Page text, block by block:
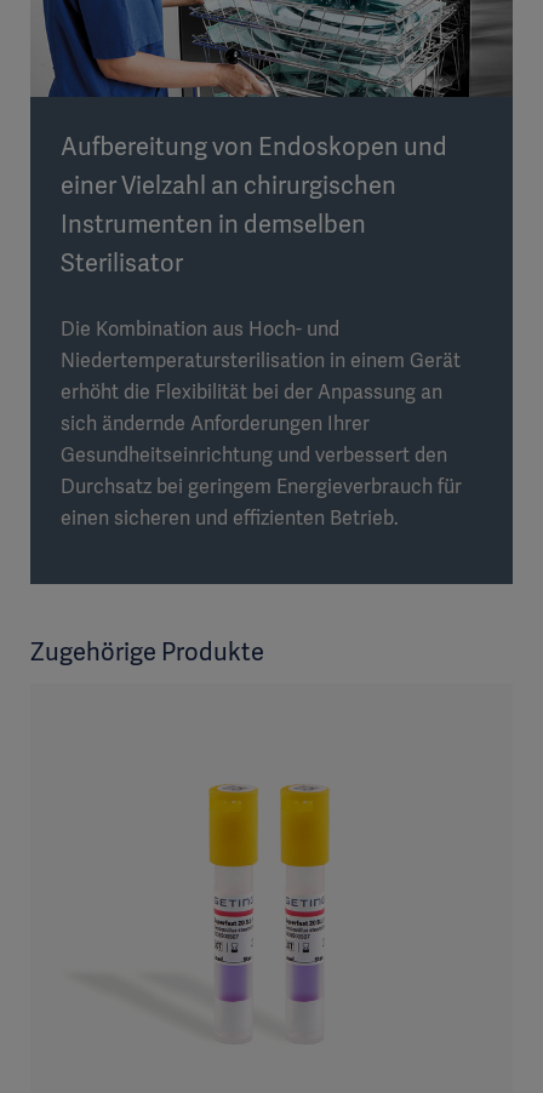
Aufbereitung von Endoskopen und
einer Vielzahl an chirurgischen
Instrumenten in demselben
Sterilisator
Die Kombination aus Hoch- und
Niedertemperatursterilisation in einem Gerät
erhöht die Flexibilität bei der Anpassung an
sich ändernde Anforderungen Ihrer
Gesundheitseinrichtung und verbessert den
Durchsatz bei geringem Energieverbrauch für
einen sicheren und effizienten Betrieb.
Zugehörige Produkte